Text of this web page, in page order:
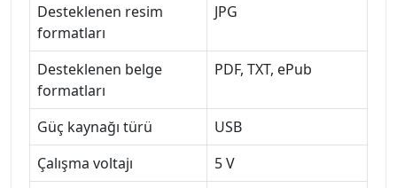
Desteklenen resim
formatları
JPG
Desteklenen belge
formatları
PDF, TXT, ePub
Güç kaynağı türü
USB
Çalışma voltajı
5 V